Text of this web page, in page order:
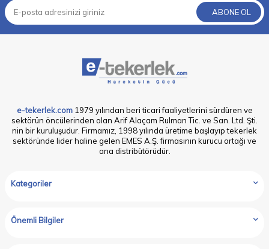
ABONE OL
e-tekerlek.com1979 yılından beri ticari faaliyetlerini sürdüren ve
sektörün öncülerinden olan Arif Alaçam Rulman Tic. ve San. Ltd. Şti.
nin bir kuruluşudur. Firmamız, 1998 yılında üretime başlayıp tekerlek
sektöründe lider haline gelen EMES A.Ş. firmasının kurucu ortağı ve
ana distribütörüdür.
Kategoriler
Önemli Bilgiler